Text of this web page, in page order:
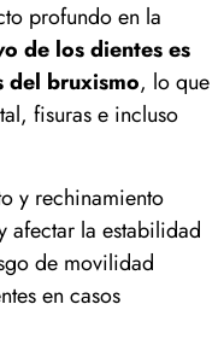
profundo en la
de los dientes es
del bruxismo, lo que
fisuras e incluso
y rechinamiento
afectar la estabilidad
de movilidad
en casos